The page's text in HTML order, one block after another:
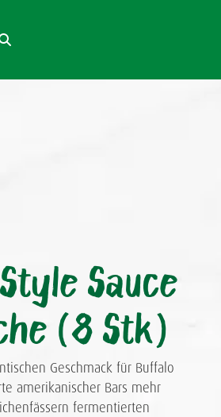
Sauce
(8 Stk)
Geschmack für Buffalo
amerikanischer Bars mehr
fermentierten